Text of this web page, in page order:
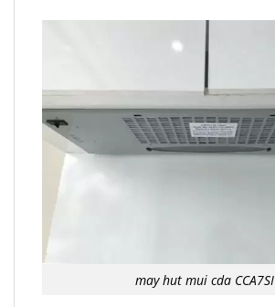
may hut mui cda CCA7SI